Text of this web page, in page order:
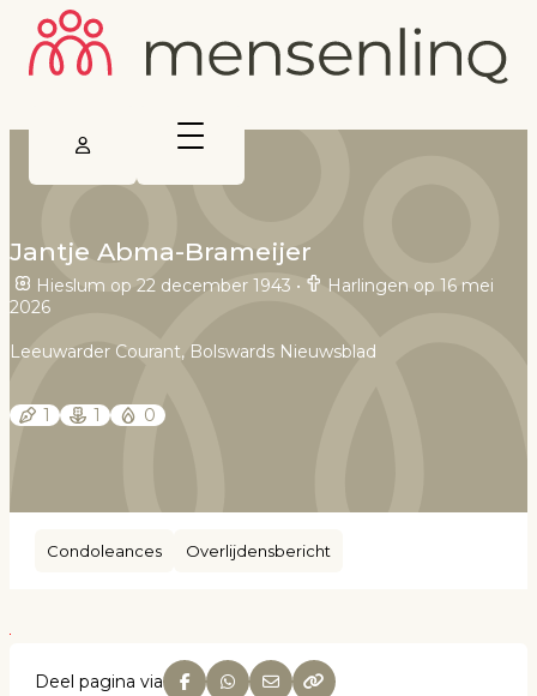
Jantje Abma-Brameijer
Hieslum op 22 december 1943 •
Harlingen op 16 mei
2026
Leeuwarder Courant, Bolswards Nieuwsblad
1 1 0
Condoleances Overlijdensbericht
Deel pagina via